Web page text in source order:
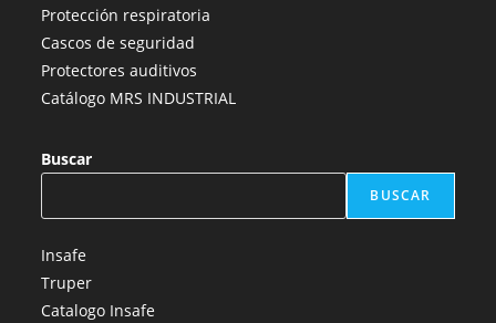
Protección respiratoria
Cascos de seguridad
Protectores auditivos
Catálogo MRS INDUSTRIAL
Buscar
BUSCAR
Insafe
Truper
Catalogo Insafe